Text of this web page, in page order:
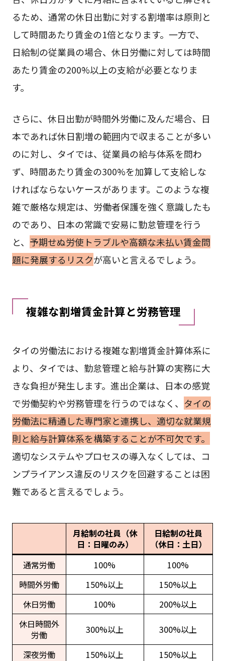
るため、通常の休日出勤に対する割増率は原則と
して時間あたり賃金の1倍となります。一方で、
日給制の従業員の場合、休日労働に対しては時間
あたり賃金の200%以上の支給が必要となりま
す。
さらに、休日出勤が時間外労働に及んだ場合、日
本であれば休日割増の範囲内で収まることが多い
のに対し、タイでは、従業員の給与体系を問わ
ず、時間あたり賃金の300%を加算して支給しな
ければならないケースがあります。このような複
雑で厳格な規定は、労働者保護を強く意識したも
のであり、日本の常識で安易に勤怠管理を行う
と、 予期せぬ労使トラブルや高額な未払い賃金問
題に発展するリスクが高いと言えるでしょう。
複雑な割増賃金計算と労務管理
タイの労働法における複雑な割増賃金計算体系に
より、タイでは、勤怠管理と給与計算の実務に大
きな負担が発生します。進出企業は、日本の感覚
で労働契約や労務管理を行うのではなく、 タイの
労働法に精通した専門家と連携し、適切な就業規
則と給与計算体系を構築することが不可欠です。
適切なシステムやプロセスの導入なくしては、コ
ンプライアンス違反のリスクを回避することは困
難であると言えるでしょう。
月給制の社員（休
日：日曜のみ）
日給制の社員
（休日：土日）
通常労働
100%
100%
時間外労働
150%以上
150%以上
休日労働
100%
200%以上
休日時間外
労働
300%以上 300%以上
深夜労働 150%以上
150%以上